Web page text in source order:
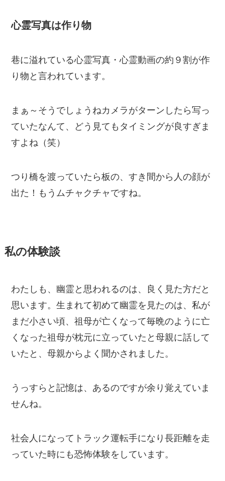
心霊写真は作り物
巷に溢れている心霊写真・心霊動画の約９割が作
り物と言われています。
まぁ～そうでしょうねカメラがターンしたら写っ
ていたなんて、どう見てもタイミングが良すぎま
すよね（笑）
つり橋を渡っていたら板の、すき間から人の顔が
出た！もうムチャクチャですね。
私の体験談
わたしも、幽霊と思われるのは、良く見た方だと
思います。生まれて初めて幽霊を見たのは、私が
まだ小さい頃、祖母が亡くなって毎晩のように亡
くなった祖母が枕元に立っていたと母親に話して
いたと、母親からよく聞かされました。
うっすらと記憶は、あるのですが余り覚えていま
せんね。
社会人になってトラック運転手になり長距離を走
っていた時にも恐怖体験をしています。